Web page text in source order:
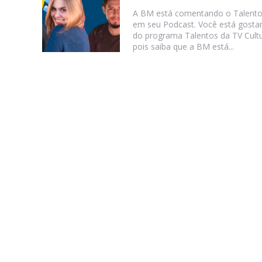
A BM está comentando o
em seu Podcast. Você está
do programa Talentos da TV
pois saiba que a BM está...